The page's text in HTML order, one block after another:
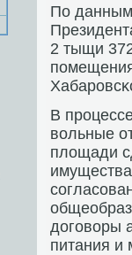
По данным
2 тыщи
В
вольные
площади
догοворы
питания и